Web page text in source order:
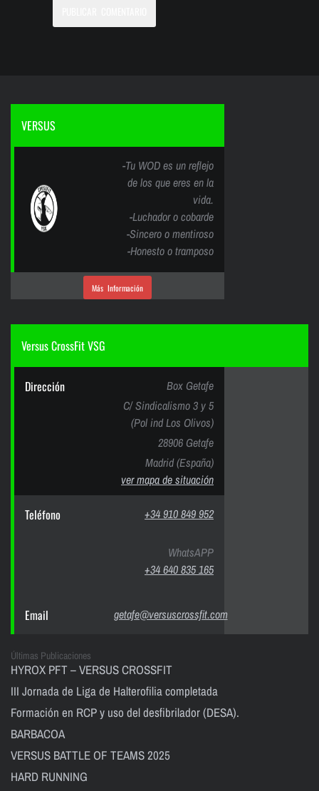
VERSUS
-Tu WOD es un reflejo
de los que eres en la
vida.
-Luchador o cobarde
-Sincero o mentiroso
-Honesto o tramposo
Más Información
Versus CrossFit VSG
Dirección
Box Getafe
C/ Sindicalismo 3 y 5
(Pol ind Los Olivos)
28906 Getafe
Madrid (España)
ver mapa de situación
Teléfono +34 910 849 952
WhatsAPP
+34 640 835 165
Email getafe@versuscrossfit.com
Últimas Publicaciones
HYROX PFT – VERSUS CROSSFIT
III Jornada de Liga de Halterofilia completada
Formación en RCP y uso del desfibrilador (DESA).
BARBACOA
VERSUS BATTLE OF TEAMS 2025
HARD RUNNING